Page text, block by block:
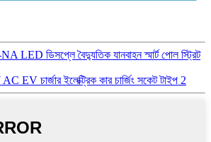
LED ডিসপ্লে বৈদ্যুতিক যানবাহন স্মার্ট পোল স্ট্রিট
EV চার্জার ইলেক্ট্রিক কার চার্জিং সকেট টাইপ 2